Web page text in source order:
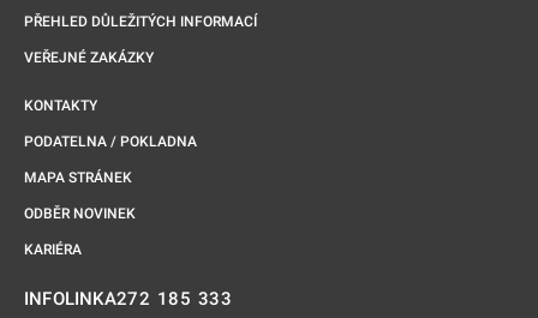
PŘEHLED DŮLEŽITÝCH INFORMACÍ
VEŘEJNÉ ZAKÁZKY
KONTAKTY
PODATELNA / POKLADNA
MAPA STRÁNEK
ODBĚR NOVINEK
KARIÉRA
INFOLINKA272 185 333